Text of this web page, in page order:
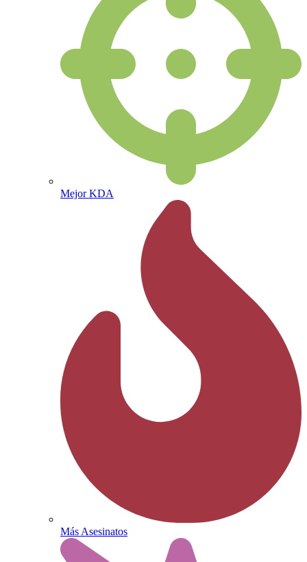
Mejor KDA
Más Asesinatos